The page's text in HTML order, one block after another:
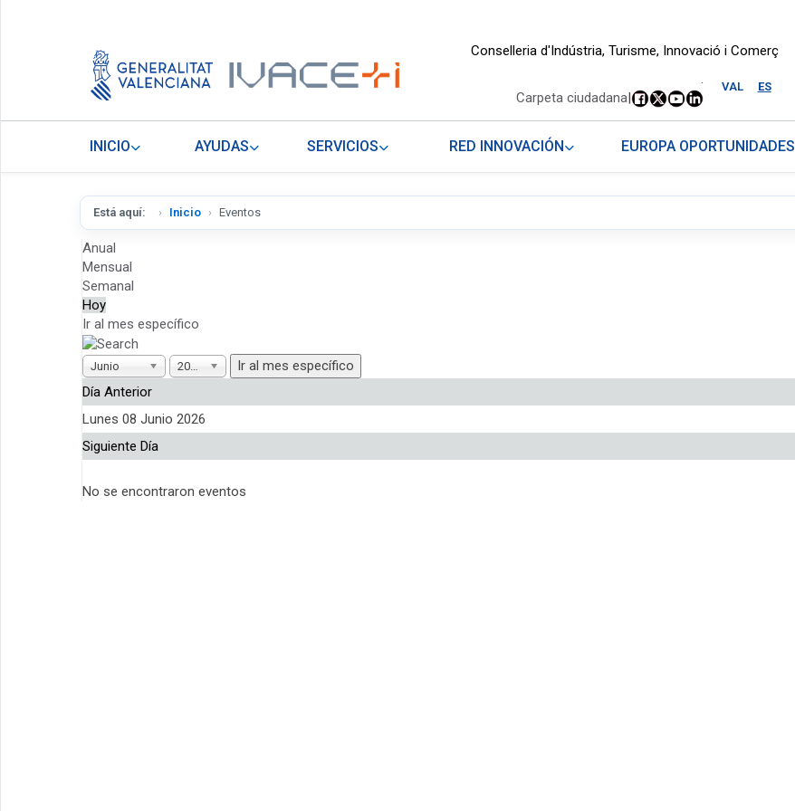
Conselleria d'Indústria, Turisme, Innovació i Comerç
VAL ES
.
Carpeta ciudadana|
INICIO AYUDAS SERVICIOS RED INNOVACIÓN EUROPA OPORTUNIDADES
Está aquí: Inicio Eventos
Anual
Mensual
Semanal
Hoy
Ir al mes específico
Junio 2026
Ir al mes específico
Día Anterior
Lunes 08 Junio 2026
Siguiente Día
No se encontraron eventos